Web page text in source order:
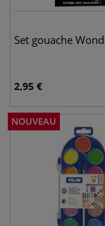
Set gouache
2,95 €
NOUVEAU